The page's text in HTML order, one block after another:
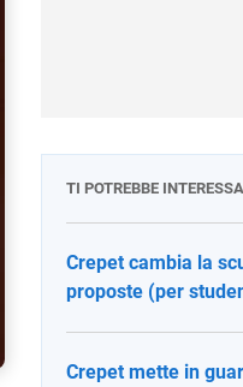
TI POTREBBE
Crepet cambia la
proposte (per
Crepet mette in